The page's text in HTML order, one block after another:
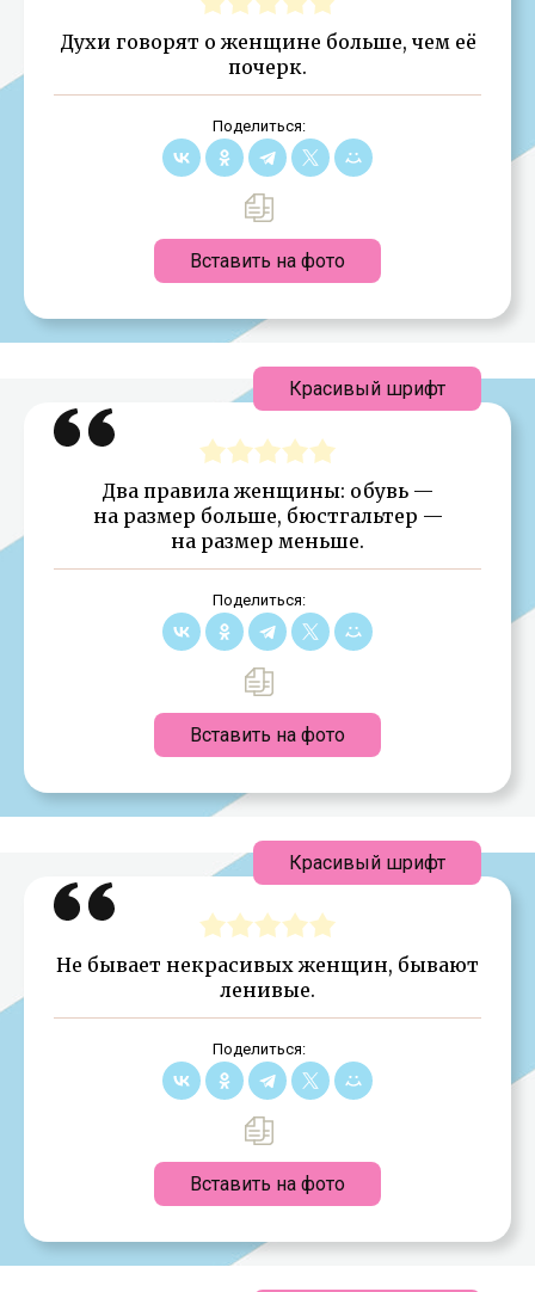
Духи говорят о женщине больше, чем её
почерк.
Поделиться:
Вставить на фото
Два правила женщины: обувь —
на размер больше, бюстгальтер —
на размер меньше.
Поделиться:
Вставить на фото
Красивый шрифт
Не бывает некрасивых женщин, бывают
ленивые.
Поделиться:
Вставить на фото
Красивый шрифт